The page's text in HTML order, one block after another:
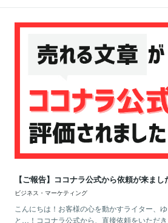
【ご報告】ココナラ公式から依頼が来まし
ビジネス・マーケティング
こんにちは！お客様の心を動かすライター、
と…！ココナラ公式から、直接依頼をいただ